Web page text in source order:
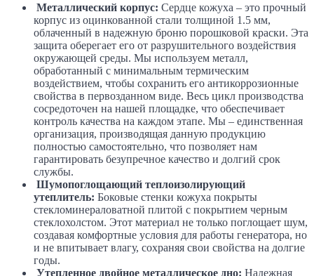
Металлический корпус: Сердце кожуха – это прочный
корпус из оцинкованной стали толщиной 1.5 мм,
облаченный в надежную броню порошковой краски. Эта
защита оберегает его от разрушительного воздействия
окружающей среды. Мы используем металл,
обработанный с минимальным термическим
воздействием, чтобы сохранить его антикоррозионные
свойства в первозданном виде. Весь цикл производства
сосредоточен на нашей площадке, что обеспечивает
контроль качества на каждом этапе. Мы – единственная
организация, производящая данную продукцию
полностью самостоятельно, что позволяет нам
гарантировать безупречное качество и долгий срок
службы.
Шумопоглощающий теплоизолирующий
утеплитель: Боковые стенки кожуха покрыты
стекломинераловатной плитой с покрытием черным
стеклохолстом. Этот материал не только поглощает шум,
создавая комфортные условия для работы генератора, но
и не впитывает влагу, сохраняя свои свойства на долгие
годы.
Утепленное двойное металлическое дно: Надежная